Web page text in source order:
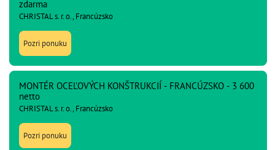
zdarma
CHRISTAL s. r. o., Francúzsko
Pozri ponuku
MONTÉR OCEĽOVÝCH KONŠTRUKCIÍ - FRANCÚZSKO - 3 600
netto
CHRISTAL s. r. o., Francúzsko
Pozri ponuku